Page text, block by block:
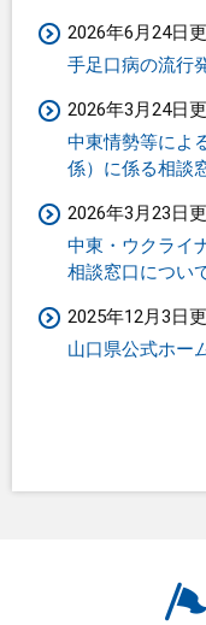
2026年6月24日
手足口病の流行
2026年3月24日
中東情勢等によ
係）に係る相談
2026年3月23日
中東・ウクライ
相談窓口につい
2025年12月3日
山口県公式ホー